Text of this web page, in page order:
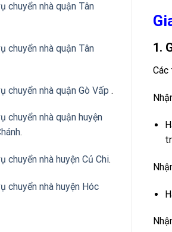
chuyển nhà quận Tân
chuyển nhà quận Tân
chuyển nhà quận Gò Vấp .
chuyển nhà quận huyện
.
chuyển nhà huyện Củ Chi.
chuyển nhà huyện Hóc
1.
Các